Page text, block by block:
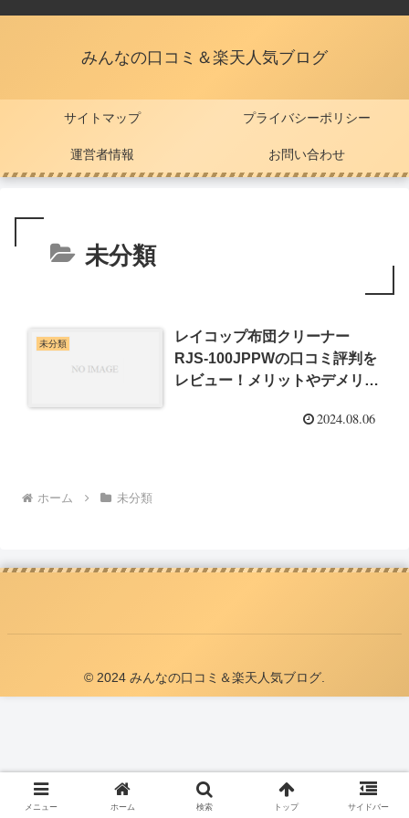
みんなの口コミ＆楽天人気ブログ
サイトマップ プライバシーポリシー
運営者情報 お問い合わせ
未分類
未分類
レイコップ布団クリーナー
RJS-100JPPWの口コミ評判を
レビュー！メリットやデメリッ
2024.08.06
ホーム 未分類
© 2024 みんなの口コミ＆楽天人気ブログ.
メニュー ホーム 検索 トップ サイドバー